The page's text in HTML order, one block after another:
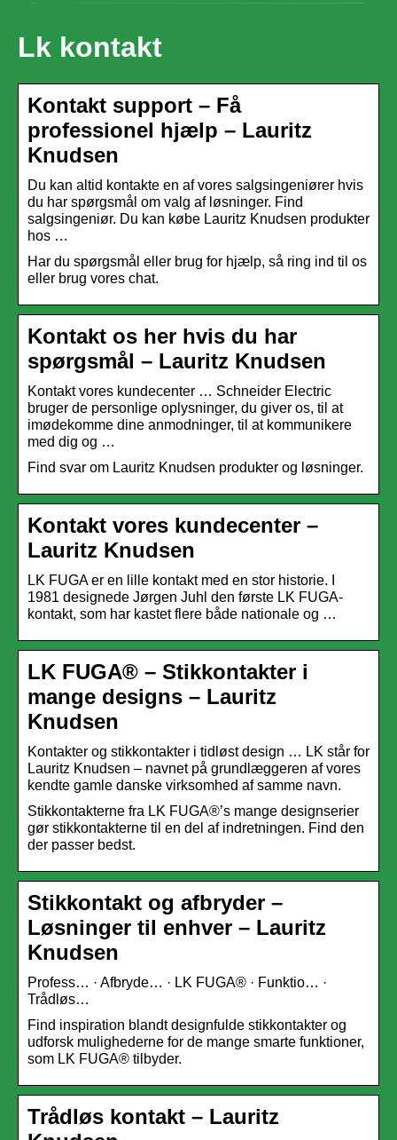
Lk kontakt
Kontakt support – Få
professionel hjælp – Lauritz
Knudsen
Du kan altid kontakte en af vores salgsingeniører hvis
du har spørgsmål om valg af løsninger. Find
salgsingeniør. Du kan købe Lauritz Knudsen produkter
hos …
Har du spørgsmål eller brug for hjælp, så ring ind til os
eller brug vores chat.
Kontakt os her hvis du har
spørgsmål – Lauritz Knudsen
Kontakt vores kundecenter … Schneider Electric
bruger de personlige oplysninger, du giver os, til at
imødekomme dine anmodninger, til at kommunikere
med dig og …
Find svar om Lauritz Knudsen produkter og løsninger.
Kontakt vores kundecenter –
Lauritz Knudsen
LK FUGA er en lille kontakt med en stor historie. I
1981 designede Jørgen Juhl den første LK FUGA-
kontakt, som har kastet flere både nationale og …
LK FUGA® – Stikkontakter i
mange designs – Lauritz
Knudsen
Kontakter og stikkontakter i tidløst design … LK står for
Lauritz Knudsen – navnet på grundlæggeren af vores
kendte gamle danske virksomhed af samme navn.
Stikkontakterne fra LK FUGA®’s mange designserier
gør stikkontakterne til en del af indretningen. Find den
der passer bedst.
Stikkontakt og afbryder –
Løsninger til enhver – Lauritz
Knudsen
Profess… · Afbryde… · LK FUGA® · Funktio… ·
Trådløs…
Find inspiration blandt designfulde stikkontakter og
udforsk mulighederne for de mange smarte funktioner,
som LK FUGA® tilbyder.
Trådløs kontakt – Lauritz